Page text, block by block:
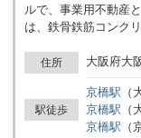
ルで、事業用不動産
は、鉄骨鉄筋コンク
工事を実施しており
ビジネスを支えるイ
おり、多層階での移動もスムーズ
内という非常に優れ
便性が大きな魅力で
住所 大阪府大
駅徒歩
京橋駅 （
京橋駅 （
京橋駅 （